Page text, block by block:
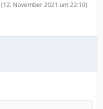
(12. November 2021 um 22:10)